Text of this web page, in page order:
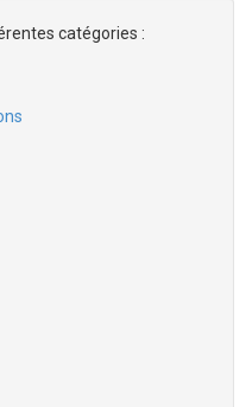
catégories :